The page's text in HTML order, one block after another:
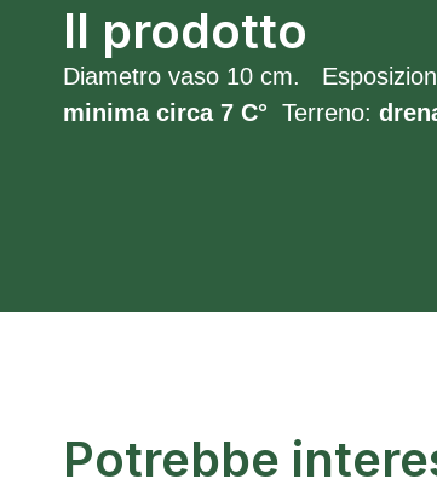
Il prodotto
Diametro vaso 10 cm.
minima circa 7 C° Terreno:
Potrebbe